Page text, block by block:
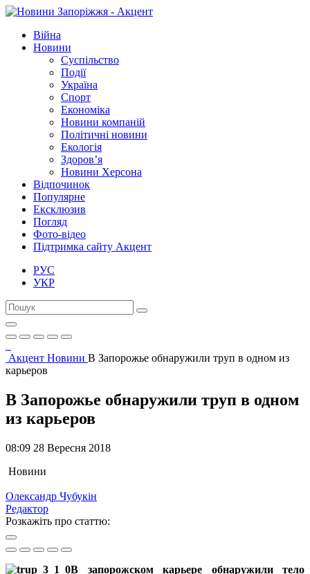
Війна
Новини
Суспільство
Події
Україна
Спорт
Економіка
Новини компаній
Політичні новини
Екологія
Здоров’я
Новини Херсона
Відпочинок
Популярне
Ексклюзив
Погляд
Фото-відео
Підтримка сайту Акцент
РУС
УКР
Акцент Новини В Запорожье обнаружили труп в одном из
карьеров
В Запорожье обнаружили труп в одном
из карьеров
08:09 28 Вересня 2018
Новини
Олександр Чубукін
Редактор
Розкажіть про статтю:
В запорожском карьере обнаружили тело